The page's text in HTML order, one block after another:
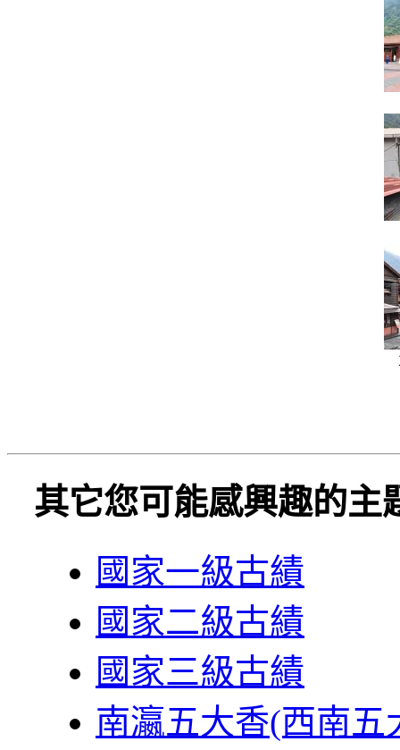
其它您可能感興趣的主
國家一級古績
國家二級古績
國家三級古績
南瀛五大香(西南五